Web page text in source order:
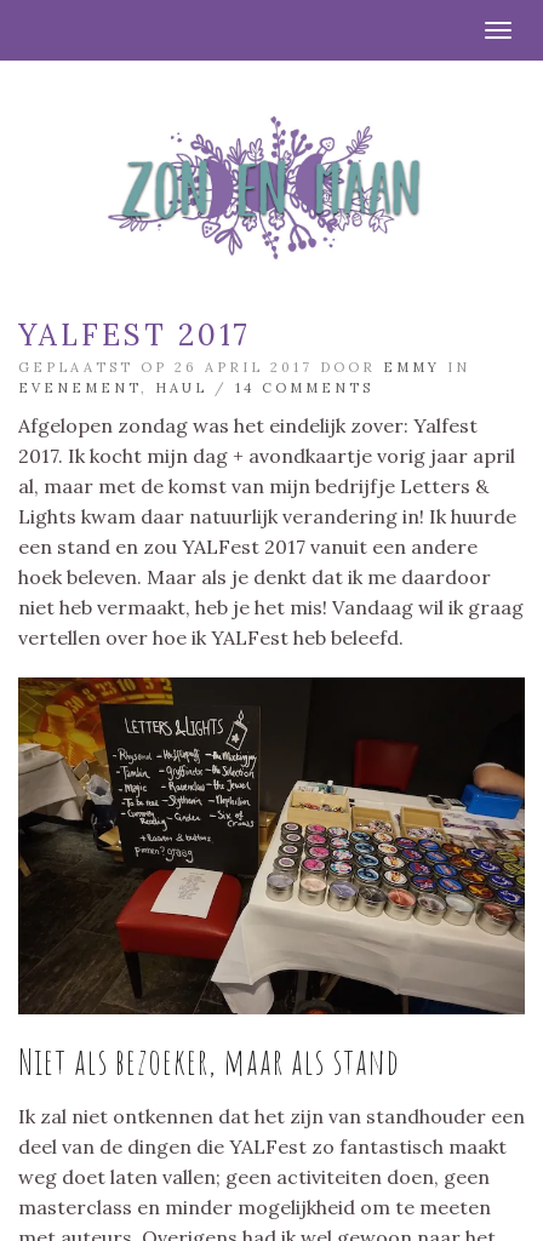
YALFEST 2017
GEPLAATST OP 26 APRIL 2017 DOOR EMMY
IN
EVENEMENT
HAUL / 14 COMMENTS
Afgelopen zondag was het eindelijk zover: Yalfest
2017. Ik kocht mijn dag + avondkaartje vorig jaar april
al, maar met de komst van mijn bedrijfje Letters &
Lights kwam daar natuurlijk verandering in! Ik huurde
een stand en zou YALFest 2017 vanuit een andere
hoek beleven. Maar als je denkt dat ik me daardoor
niet heb vermaakt, heb je het mis! Vandaag wil ik graag
vertellen over hoe ik YALFest heb beleefd.
Niet als bezoeker, maar als stand
Ik zal niet ontkennen dat het zijn van standhouder een
deel van de dingen die YALFest zo fantastisch maakt
weg doet laten vallen; geen activiteiten doen, geen
masterclass en minder mogelijkheid om te meeten